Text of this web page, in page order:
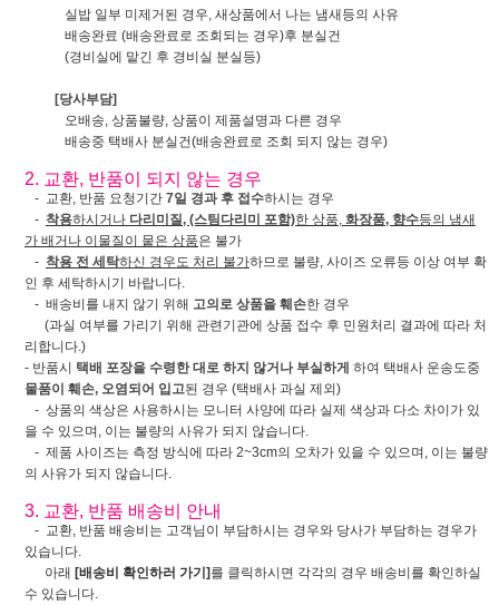
실밥 일부 미제거된 경우, 새상품에서 나는 냄새등의 사유
배송완료 (배송완료로 조회되는 경우)후 분실건
(경비실에 맡긴 후 경비실 분실등)
[당사부담]
오배송, 상품불량, 상품이 제품설명과 다른 경우
배송중 택배사 분실건(배송완료로 조회 되지 않는 경우)
2. 교환, 반품이 되지 않는 경우
- 교환, 반품 요청기간 7일 경과 후 접수하시는 경우
- 착용하시거나 다리미질, (스팀다리미 포함)한 상품, 화장품, 향수등의 냄새
가 배거나 이물질이 뭍은 상품은 불가
- 착용 전 세탁하신 경우도 처리 불가하므로 불량, 사이즈 오류등 이상 여부 확
인 후 세탁하시기 바랍니다.
- 배송비를 내지 않기 위해 고의로 상품을 훼손한 경우
(과실 여부를 가리기 위해 관련기관에 상품 접수 후 민원처리 결과에 따라 처
리합니다.)
- 반품시 택배 포장을 수령한 대로 하지 않거나 부실하게 하여 택배사 운송도중
물품이 훼손, 오염되어 입고된 경우 (택배사 과실 제외)
- 상품의 색상은 사용하시는 모니터 사양에 따라 실제 색상과 다소 차이가 있
을 수 있으며, 이는 불량의 사유가 되지 않습니다.
- 제품 사이즈는 측정 방식에 따라 2~3cm의 오차가 있을 수 있으며, 이는 불량
의 사유가 되지 않습니다.
3. 교환, 반품 배송비 안내
- 교환, 반품 배송비는 고객님이 부담하시는 경우와 당사가 부담하는 경우가
있습니다.
아래 [배송비 확인하러 가기]를 클릭하시면 각각의 경우 배송비를 확인하실
수 있습니다.